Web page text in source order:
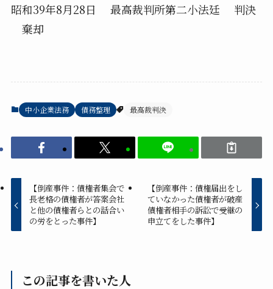
昭和39年8月28日 最高裁判所第二小法廷 判決
棄却
中小企業法務 債務整理 最高裁判決
【倒産事件：債権者集会で
長老格の債権者が答案会社
と他の債権者らとの話合い
の労をとった事件】
【倒産事件：債権届出をし
ていなかった債権者が破産
債権者相手の訴訟で受継の
申立てをした事件】
この記事を書いた人